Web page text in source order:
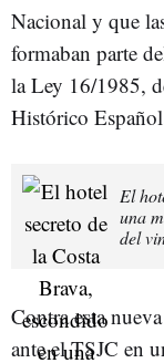
Nacional y que
formaban parte
la Ley 16/1985,
Histórico
El
una
del
Contra esta
ante el TSJC en